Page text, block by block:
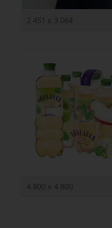
2 451 x 3 064
4 800 x 4 800